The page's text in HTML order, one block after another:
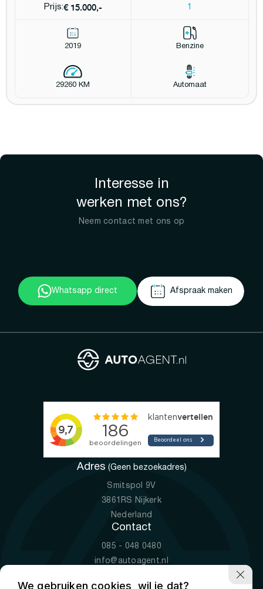
Prijs:€ 15.000,- 1
2019 Benzine
29260 KM Automaat
Interesse in
werken met ons?
Neem contact met ons op
Whatsapp direct Afspraak maken
Adres (Geen bezoekadres)
Smitspol 9V
3861RS Nijkerk
Nederland
Contact
085 - 048 0480
info@autoagent.nl
We gebruiken cookies, wil je dat?